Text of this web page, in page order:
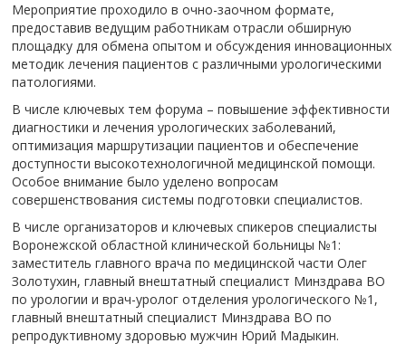
Мероприятие проходило в очно-заочном формате,
предоставив ведущим работникам отрасли обширную
площадку для обмена опытом и обсуждения инновационных
методик лечения пациентов с различными урологическими
патологиями.
️В числе ключевых тем форума – повышение эффективности
диагностики и лечения урологических заболеваний,
оптимизация маршрутизации пациентов и обеспечение
доступности высокотехнологичной медицинской помощи.
Особое внимание было уделено вопросам
совершенствования системы подготовки специалистов.
В числе организаторов и ключевых спикеров специалисты
Воронежской областной клинической больницы №1:
заместитель главного врача по медицинской части Олег
Золотухин, главный внештатный специалист Минздрава ВО
по урологии и врач-уролог отделения урологического №1,
главный внештатный специалист Минздрава ВО по
репродуктивному здоровью мужчин Юрий Мадыкин.